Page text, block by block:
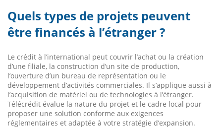
Quels types de projets peuvent
être financés à l’étranger ?
Le crédit à l’international peut couvrir l’achat ou la création
d’une filiale, la construction d’un site de production,
l’ouverture d’un bureau de représentation ou le
développement d’activités commerciales. Il s’applique aussi à
l’acquisition de matériel ou de technologies à l’étranger.
Télécrédit évalue la nature du projet et le cadre local pour
proposer une solution conforme aux exigences
réglementaires et adaptée à votre stratégie d’expansion.